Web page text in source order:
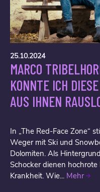
25.10.2024
MARCO
KONNTE ICH
AUS IHNEN
In „The Red-Face Zone“
Weger mit Ski und
Dolomiten. Als
Schocker dienen
Krankheit. Wie... Mehr